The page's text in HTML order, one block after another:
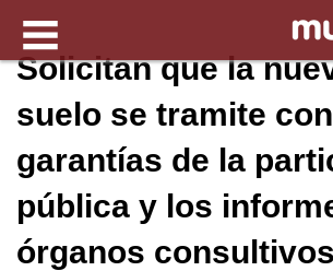
Solicitan que la
suelo se tramite
garantías de la
pública y los
órganos consultivos